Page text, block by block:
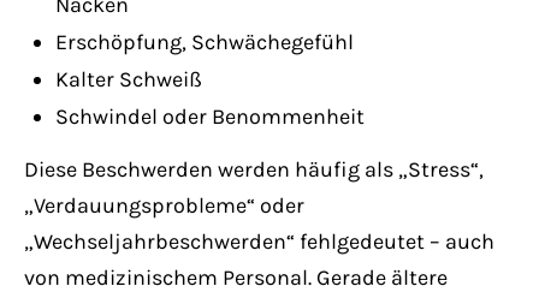
Erschöpfung, Schwächegefühl
Kalter Schweiß
Schwindel oder Benommenheit
Diese Beschwerden werden häufig als „Stress“,
„Verdauungsprobleme“ oder
„Wechseljahrbeschwerden“ fehlgedeutet – auch
von medizinischem Personal. Gerade ältere